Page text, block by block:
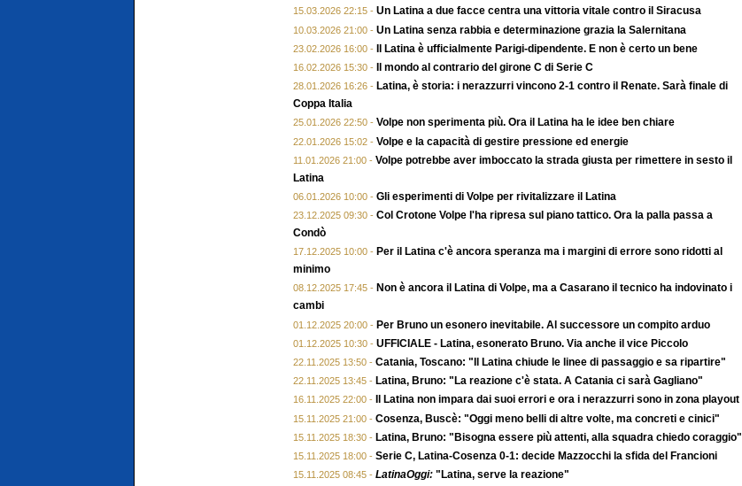
15.03.2026 22:15 - Un Latina a due facce centra una vittoria vitale contro il Siracusa
10.03.2026 21:00 - Un Latina senza rabbia e determinazione grazia la Salernitana
23.02.2026 16:00 - Il Latina è ufficialmente Parigi-dipendente. E non è certo un bene
16.02.2026 15:30 - Il mondo al contrario del girone C di Serie C
28.01.2026 16:26 - Latina, è storia: i nerazzurri vincono 2-1 contro il Renate. Sarà finale di
Coppa Italia
25.01.2026 22:50 - Volpe non sperimenta più. Ora il Latina ha le idee ben chiare
22.01.2026 15:02 - Volpe e la capacità di gestire pressione ed energie
11.01.2026 21:00 - Volpe potrebbe aver imboccato la strada giusta per rimettere in sesto il
Latina
06.01.2026 10:00 - Gli esperimenti di Volpe per rivitalizzare il Latina
23.12.2025 09:30 - Col Crotone Volpe l'ha ripresa sul piano tattico. Ora la palla passa a
Condò
17.12.2025 10:00 - Per il Latina c'è ancora speranza ma i margini di errore sono ridotti al
minimo
08.12.2025 17:45 - Non è ancora il Latina di Volpe, ma a Casarano il tecnico ha indovinato i
cambi
01.12.2025 20:00 - Per Bruno un esonero inevitabile. Al successore un compito arduo
01.12.2025 10:30 - UFFICIALE - Latina, esonerato Bruno. Via anche il vice Piccolo
22.11.2025 13:50 - Catania, Toscano: "Il Latina chiude le linee di passaggio e sa ripartire"
22.11.2025 13:45 - Latina, Bruno: "La reazione c'è stata. A Catania ci sarà Gagliano"
16.11.2025 22:00 - Il Latina non impara dai suoi errori e ora i nerazzurri sono in zona playout
15.11.2025 21:00 - Cosenza, Buscè: "Oggi meno belli di altre volte, ma concreti e cinici"
15.11.2025 18:30 - Latina, Bruno: "Bisogna essere più attenti, alla squadra chiedo coraggio"
15.11.2025 18:00 - Serie C, Latina-Cosenza 0-1: decide Mazzocchi la sfida del Francioni
15.11.2025 08:45 - LatinaOggi: "Latina, serve la reazione"